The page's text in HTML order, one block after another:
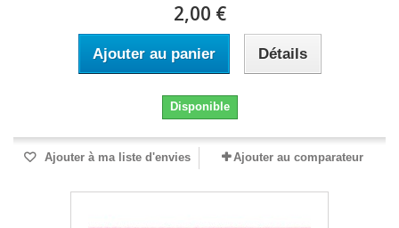
2,00 €
Ajouter au panier Détails
Disponible
Ajouter à ma liste d'envies Ajouter au comparateur